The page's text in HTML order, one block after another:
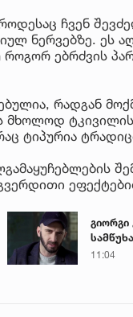
ჩვენ
ნერვებზე. ეს
როგორ ებრძვის
რადგან
ტკივილის
ტიპურია
გიორგი
11:04